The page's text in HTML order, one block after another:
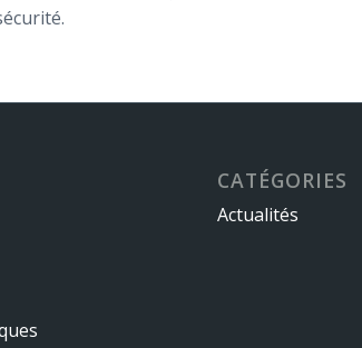
CATÉGORIES
Actualités